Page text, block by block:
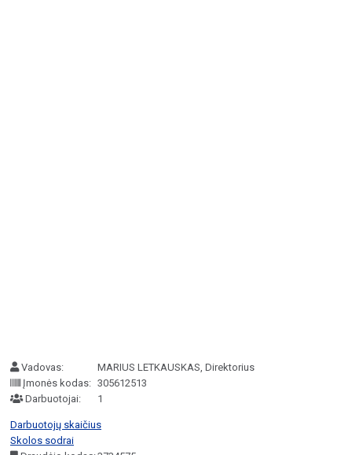
Vadovas:
MARIUS LETKAUSKAS, Direktorius
Įmonės kodas: 305612513
Darbuotojai:
1
Darbuotojų skaičius
Skolos sodrai